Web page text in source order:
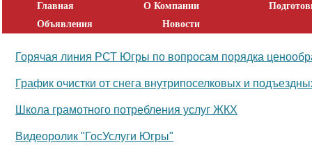
Главная О Компании
Объявления
Новости
Горячая линия РСТ Югры по вопросам порядка
График очистки от снега внутрипоселковых и
Школа грамотного потребления услуг ЖКХ
Видеоролик "ГосУслуги Югры"